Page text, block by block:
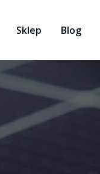
Sklep Blog